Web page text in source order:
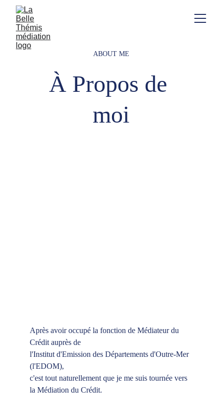
ABOUT ME
À Propos de
moi
Après avoir occupé la fonction de Médiateur du
Crédit auprès de
l'Institut d'Emission des Départements d'Outre-Mer
(l'EDOM),
c'est tout naturellement que je me suis tournée vers
la Médiation du Crédit.